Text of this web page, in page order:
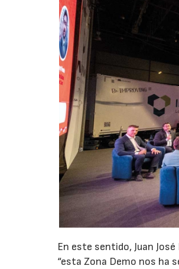
En este sentido, Juan
“esta Zona Demo nos ha